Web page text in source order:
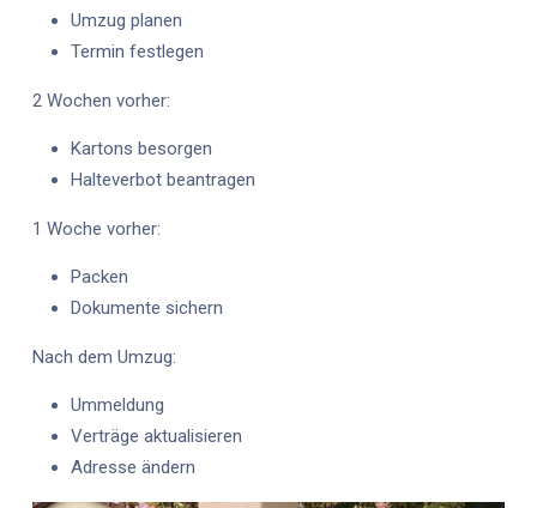
Umzug planen
Termin festlegen
2 Wochen vorher:
Kartons besorgen
Halteverbot beantragen
1 Woche vorher:
Packen
Dokumente sichern
Nach dem Umzug:
Ummeldung
Verträge aktualisieren
Adresse ändern